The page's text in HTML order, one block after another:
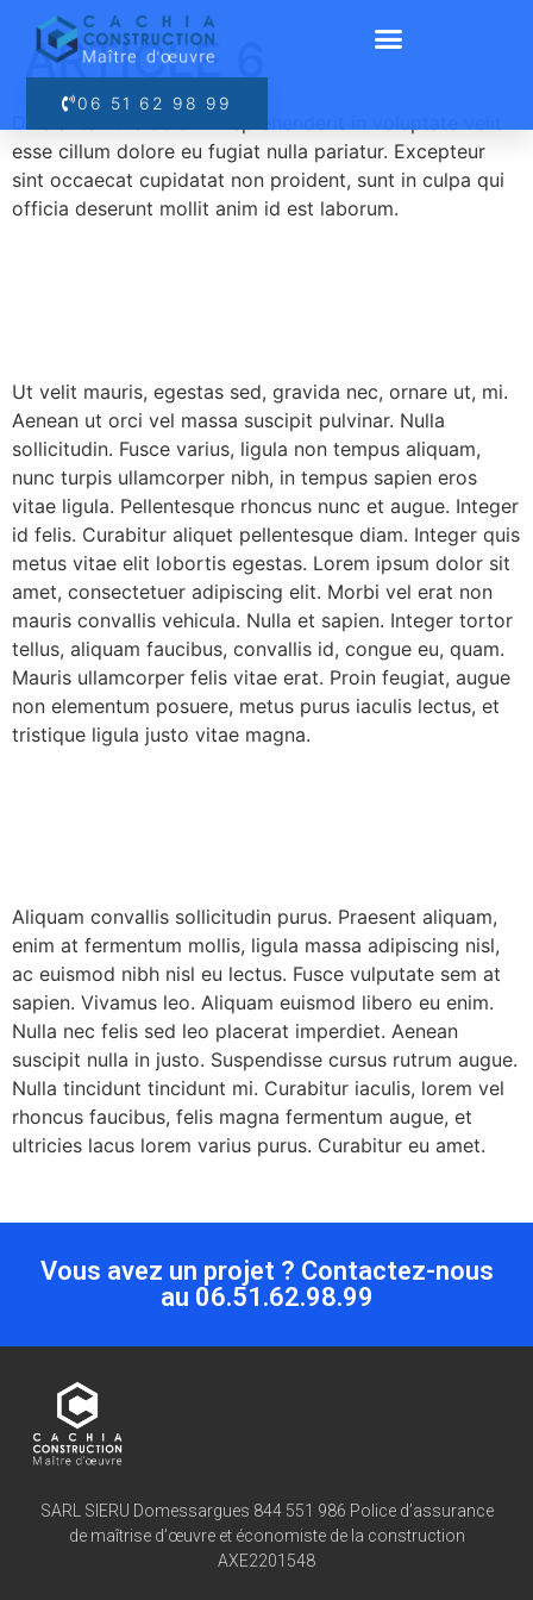
06 51 62 98 99
ARTICLE 6
esse cillum dolore eu fugiat nulla pariatur. Excepteur
sint occaecat cupidatat non proident, sunt in culpa qui
officia deserunt mollit anim id est laborum.
Ut velit mauris, egestas sed, gravida nec, ornare ut, mi.
Aenean ut orci vel massa suscipit pulvinar. Nulla
sollicitudin. Fusce varius, ligula non tempus aliquam,
nunc turpis ullamcorper nibh, in tempus sapien eros
vitae ligula. Pellentesque rhoncus nunc et augue. Integer
id felis. Curabitur aliquet pellentesque diam. Integer quis
metus vitae elit lobortis egestas. Lorem ipsum dolor sit
amet, consectetuer adipiscing elit. Morbi vel erat non
mauris convallis vehicula. Nulla et sapien. Integer tortor
tellus, aliquam faucibus, convallis id, congue eu, quam.
Mauris ullamcorper felis vitae erat. Proin feugiat, augue
non elementum posuere, metus purus iaculis lectus, et
tristique ligula justo vitae magna.
Aliquam convallis sollicitudin purus. Praesent aliquam,
enim at fermentum mollis, ligula massa adipiscing nisl,
ac euismod nibh nisl eu lectus. Fusce vulputate sem at
sapien. Vivamus leo. Aliquam euismod libero eu enim.
Nulla nec felis sed leo placerat imperdiet. Aenean
suscipit nulla in justo. Suspendisse cursus rutrum augue.
Nulla tincidunt tincidunt mi. Curabitur iaculis, lorem vel
rhoncus faucibus, felis magna fermentum augue, et
ultricies lacus lorem varius purus. Curabitur eu amet.
Vous avez un projet ? Contactez-nous
au 06.51.62.98.99
SARL SIERU Domessargues 844 551 986 Police d’assurance
de maîtrise d’œuvre et économiste de la construction
AXE2201548